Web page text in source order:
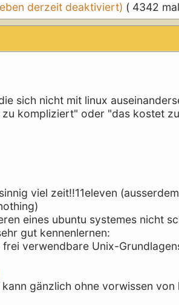
derzeit deaktiviert) ( 4342
sich nicht mit linux
kompliziert" oder "das kostet
viel zeit!!11eleven
eines ubuntu systemes nicht
gut kennenlernen:
verwendbare Unix-
gänzlich ohne vorwissen von